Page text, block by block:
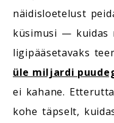
näidisloetelust
küsimusi — kuidas
ligipääsetavaks
üle miljardi
ei kahane.
kohe täpselt,